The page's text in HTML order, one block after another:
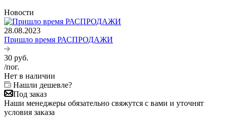
Новости
28.08.2023
Пришло время РАСПРОДАЖИ
30 руб.
/пог.
Нет в наличии
Нашли дешевле?
Под заказ
Наши менеджеры обязательно свяжутся с вами и уточнят
условия заказа